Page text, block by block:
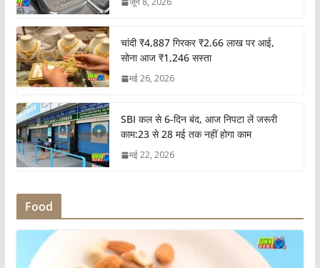
चांदी ₹4,887 गिरकर ₹2.66 लाख पर आई,
सोना आज ₹1,246 सस्ता
मई 26, 2026
SBI कल से 6-दिन बंद, आज निपटा लें जरूरी
काम:23 से 28 मई तक नहीं होगा काम
मई 22, 2026
Food